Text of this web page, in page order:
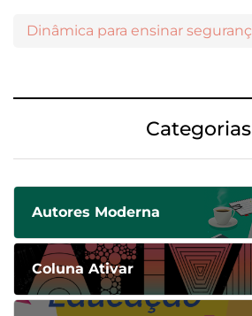
Categorias
Autores Moderna
Coluna Ativar